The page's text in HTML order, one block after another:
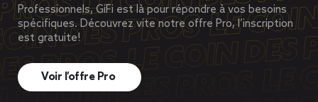
Professionnels, GiFi est là pour répondre à vos besoins
spécifiques. Découvrez vite notre offre Pro, l’inscription
est gratuite!
Voir l’offre Pro